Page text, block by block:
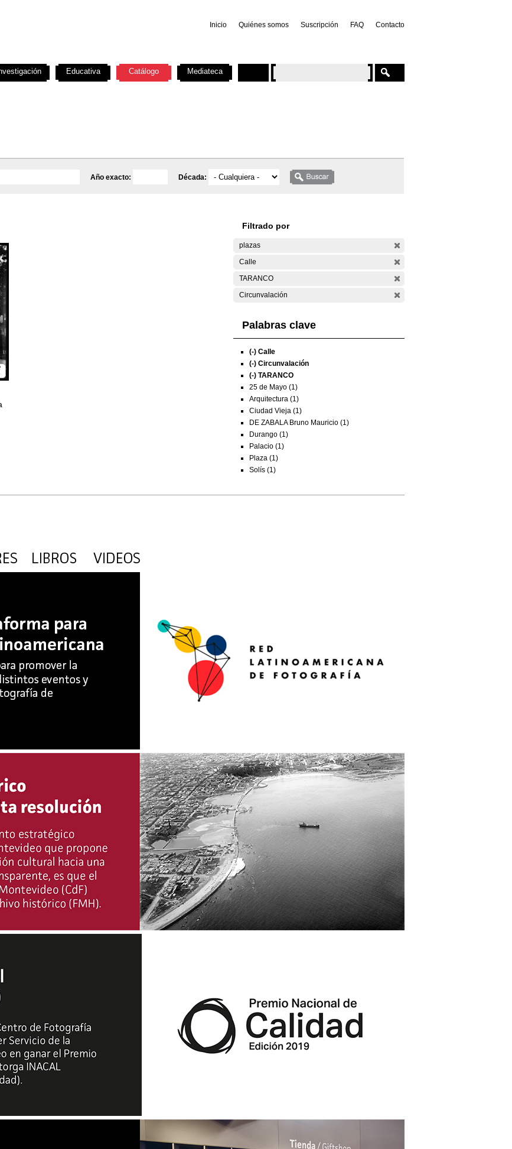
Inicio Quiénes somos Suscripción FAQ Contacto
Año exacto: Década:
Filtrado por
plazas
Calle
TARANCO
Circunvalación
Palabras clave
(-) Calle
(-) Circunvalación
(-) TARANCO
25 de Mayo (1)
Arquitectura (1)
Ciudad Vieja (1)
DE ZABALA Bruno Mauricio (1)
Durango (1)
Palacio (1)
Plaza (1)
Solís (1)
Educativa Catálogo Mediateca